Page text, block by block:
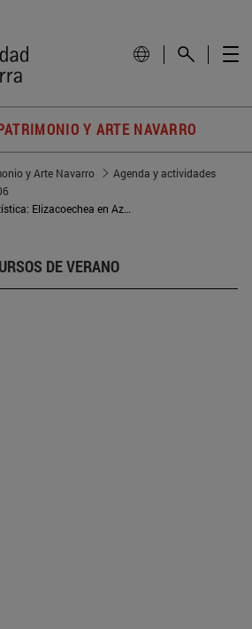
Y ARTE NAVARRO
y Arte Navarro
Agenda y actividades
Familias y promoción artística: Elizacoechea en Azpilkueta, los Jáuregui de Oharriz
DE VERANO